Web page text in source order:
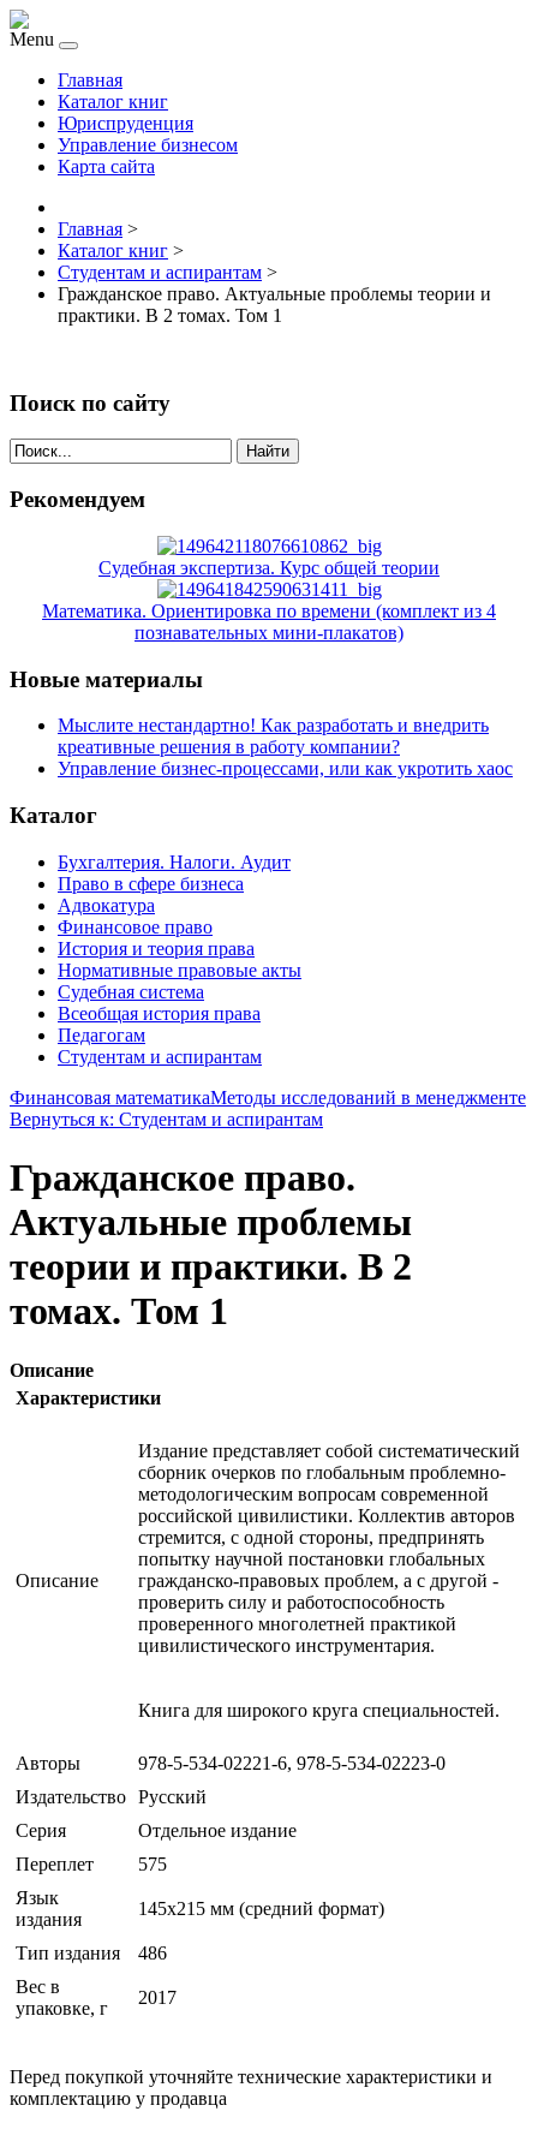
Menu
Главная
Каталог книг
Юриспруденция
Управление бизнесом
Карта сайта
Главная >
Каталог книг >
Студентам и аспирантам >
Гражданское право. Актуальные проблемы теории и
практики. В 2 томах. Том 1
Поиск по сайту
Найти
Рекомендуем
Судебная экспертиза. Курс общей теории
Математика. Ориентировка по времени (комплект из 4
познавательных мини-плакатов)
Новые материалы
Мыслите нестандартно! Как разработать и внедрить
креативные решения в работу компании?
Управление бизнес-процессами, или как укротить хаос
Каталог
Бухгалтерия. Налоги. Аудит
Право в сфере бизнеса
Адвокатура
Финансовое право
История и теория права
Нормативные правовые акты
Судебная система
Всеобщая история права
Педагогам
Студентам и аспирантам
Финансовая математикаМетоды исследований в менеджменте
Вернуться к: Студентам и аспирантам
Гражданское право.
Актуальные проблемы
теории и практики. В 2
томах. Том 1
Описание
Характеристики
Описание
Издание представляет собой систематический
сборник очерков по глобальным проблемно-
методологическим вопросам современной
российской цивилистики. Коллектив авторов
стремится, с одной стороны, предпринять
попытку научной постановки глобальных
гражданско-правовых проблем, а с другой -
проверить силу и работоспособность
проверенного многолетней практикой
цивилистическогo инструментария.
Книга для широкого круга специальностей.
Авторы
978-5-534-02221-6, 978-5-534-02223-0
Издательство Русский
Серия
Отдельное издание
Переплет
575
Язык
издания
145х215 мм (средний формат)
Тип издания
486
Вес в
упаковке, г
2017
Перед покупкой уточняйте технические характеристики и
комплектацию у продавца